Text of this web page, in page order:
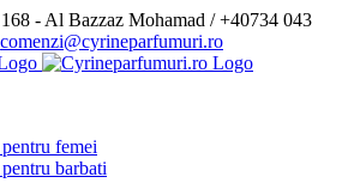
- Al Bazzaz Mohamad / +40734 043
comenzi@cyrineparfumuri.ro
femei
barbati